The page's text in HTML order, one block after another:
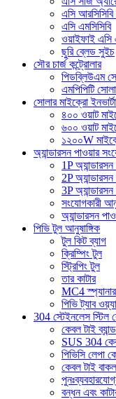
এসি
এসি এমসিসিবি
ওয়াইফাই এসি
ছুরি ব্লেড সুইচ
সৌর চার্জ কন্ট্রোলার
পিডব্লিউএম
এমপিপিটি
সোলার মাইক্রো
৪০০ ওয়াট
৬০০ ওয়াট
১২০০W
অ্যান্ডারসন পাওয়ার
1P
2P
3P
সংযোগকারী
অ্যান্ডারসন
পিভি টুল আনুষাঙ্গিক
টুল কিট ব্যাগ
ক্রিম্পিং টুল
স্ট্রিপিং টুল
তার কাটার
MC4 স্প্যানার
পিভি ট্যাব
304 স্টেইনলেস স্টিল
কেবল টাই ব্যান্ড
SUS 304
পিভিসি লেপা
কেবল টাই
বন্ধন এবং